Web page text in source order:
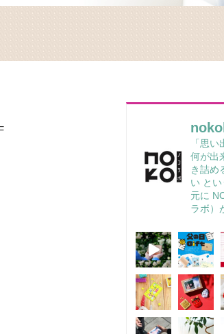
「思
何が出
き詰め
い と
元に
ラボ）